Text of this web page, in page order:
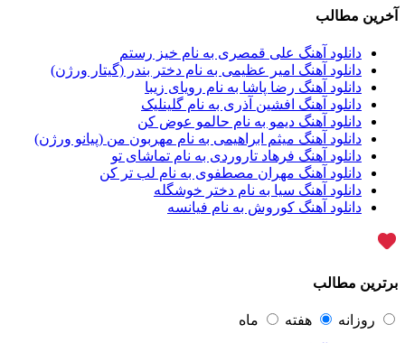
آراد عباسی
آراز
آراز آرا
آراز المان2
آراز نصیری1
آراکو1
آراکوم3
آران2
آران براتی1
آران براتی و ایمان حمیدی1
آران، مُوِرس و وینتِرس1
آرپژ1
آرتا1
آرتان گادلی
آرتين شاهوران1
آخرین مطالب
دانلود آهنگ علی قمصری به نام خیز رستم
دانلود آهنگ امیر عظیمی به نام دختر بندر (گیتار ورژن)
دانلود آهنگ رضا پاشا به نام رویای زیبا
دانلود آهنگ افشین آذری به نام گلینلیک
دانلود آهنگ دیمو به نام حالمو عوض کن
دانلود آهنگ میثم ابراهیمی به نام مهربون من (پیانو ورژن)
دانلود آهنگ فرهاد تاروردی به نام تماشای تو
دانلود آهنگ مهران مصطفوی به نام لب تر کن
دانلود آهنگ سیا به نام دختر خوشگله
دانلود آهنگ کوروش به نام فیانسه
برترین مطالب
روزانه هفته ماه